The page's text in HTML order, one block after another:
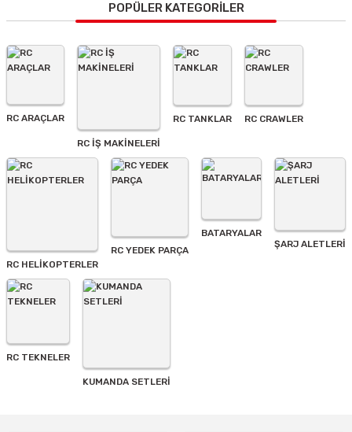
Görüş ve önerileriniz için teşekkür ederiz.
Ürün resmi kalitesiz, bozuk veya görüntülenemiyor.
Ürün açıklamasında eksik bilgiler bulunuyor.
Ürün fiyatı diğer sitelerden daha pahalı.
Bu ürüne benzer farklı alternatifler olmalı.
Gönder
POPÜLER KATEGORİLER
RC ARAÇLAR
RC İŞ MAKİNELERİ
RC TANKLAR RC CRAWLER
RC HELİKOPTERLER
RC YEDEK PARÇA
BATARYALAR
ŞARJ ALETLERI
RC TEKNELER
KUMANDA SETLERİ